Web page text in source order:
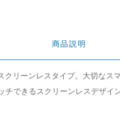
商品説明
リーンレスタイプ。大切なス
できるスクリーンレスデザ